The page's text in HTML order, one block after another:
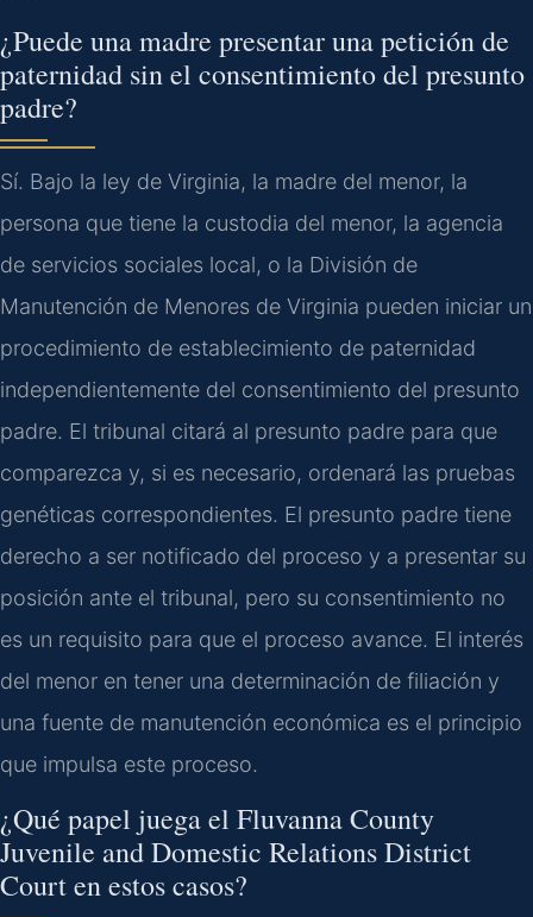
¿Puede una madre presentar una petición de
paternidad sin el consentimiento del presunto
padre?
Sí. Bajo la ley de Virginia, la madre del menor, la
persona que tiene la custodia del menor, la agencia
de servicios sociales local, o la División de
Manutención de Menores de Virginia pueden iniciar un
procedimiento de establecimiento de paternidad
independientemente del consentimiento del presunto
padre. El tribunal citará al presunto padre para que
comparezca y, si es necesario, ordenará las pruebas
genéticas correspondientes. El presunto padre tiene
derecho a ser notificado del proceso y a presentar su
posición ante el tribunal, pero su consentimiento no
es un requisito para que el proceso avance. El interés
del menor en tener una determinación de filiación y
una fuente de manutención económica es el principio
que impulsa este proceso.
¿Qué papel juega el Fluvanna County
Juvenile and Domestic Relations District
Court en estos casos?